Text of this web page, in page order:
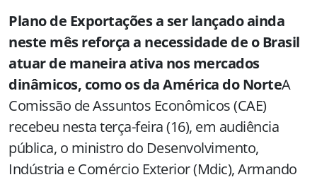
Plano de Exportações a ser lançado ainda
neste mês reforça a necessidade de o Brasil
atuar de maneira ativa nos mercados
dinâmicos, como os da América do NorteA
Comissão de Assuntos Econômicos (CAE)
recebeu nesta terça-feira (16), em audiência
pública, o ministro do Desenvolvimento,
Indústria e Comércio Exterior (Mdic), Armando